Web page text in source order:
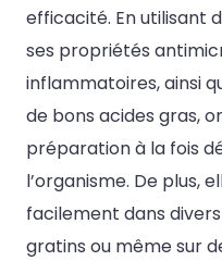
efficacité. En utilisant
ses propriétés
inflammatoires, ainsi
de bons acides gras,
préparation à la fois
l’organisme. De plus,
facilement dans
gratins ou même sur